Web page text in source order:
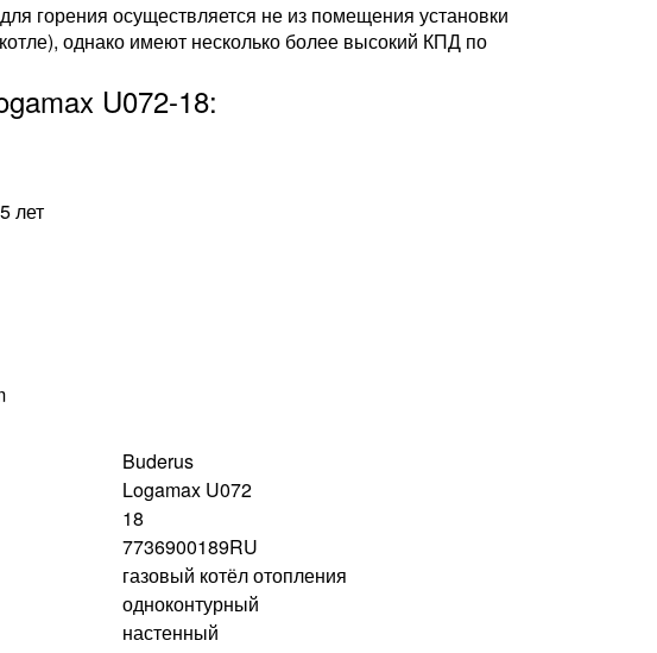
горения осуществляется не из помещения установки
однако имеют несколько более высокий КПД по
U072-18:
лет
Buderus
Logamax U072
18
7736900189RU
газовый котёл отопления
одноконтурный
настенный